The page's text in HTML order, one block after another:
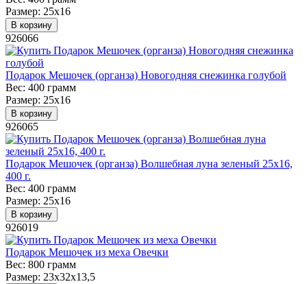
Размер: 25х16
В корзину
926066
Подарок Мешочек (органза) Новогодняя снежинка голубой
Вес: 400 грамм
Размер: 25х16
В корзину
926065
Подарок Мешочек (органза) Волшебная луна зеленый 25х16,
400 г.
Вес: 400 грамм
Размер: 25х16
В корзину
926019
Подарок Мешочек из меха Овечки
Вес: 800 грамм
Размер: 23х32х13,5